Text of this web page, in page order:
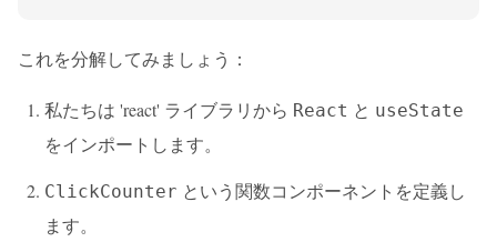
これを分解してみましょう：
私たちは 'react' ライブラリから React と useState
をインポートします。
ClickCounter という関数コンポーネントを定義し
ます。